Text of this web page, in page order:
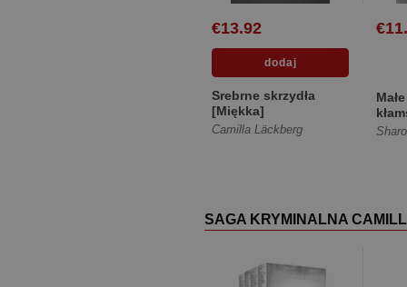
€13.92
Srebrne skrzydła
[Miękka]
Camilla Läckberg
SAGA KRYMINALNA